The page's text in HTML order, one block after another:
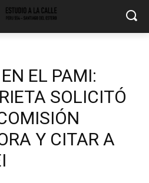
EL PAMI:
SOLICITÓ
Y CITAR A